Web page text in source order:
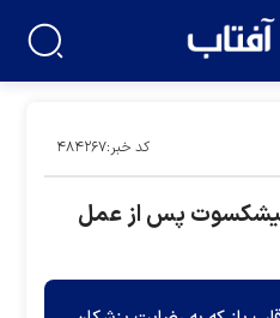
کد خبر:۴۸۴۲۶۷
پس از عمل